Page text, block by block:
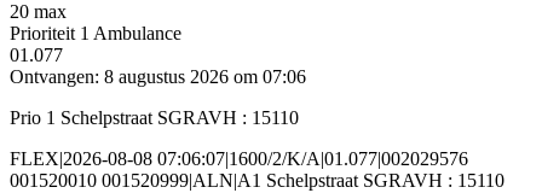
20 max
Prioriteit 1 Ambulance
01.077
Ontvangen: 8 augustus 2026 om 07:06
Prio 1 Schelpstraat SGRAVH : 15110
FLEX|2026-08-08 07:06:07|1600/2/K/A|01.077|002029576
001520010 001520999|ALN|A1 Schelpstraat SGRAVH : 15110